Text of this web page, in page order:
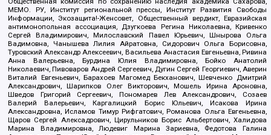
МЕМО. РУ, Институт региональной прессы, Институт Развития Свободы
Информации, Экозащита!-Женсовет, Общественный вердикт, Евразийская
антимонопольная ассоциация, Дзугкоева Регина Николаевна, Кривенко
Сергей Владимирович, Милославский Павел Юрьевич, Шнырова Ольга
Вадимовна, Чанышева Лилия Айратовна, Сидорович Ольга Борисовна,
Туровский Александр Алексеевич, Васильева Анастасия Евгеньевна, Ривина
Анна Валерьевна, Бурдина Юлия Владимировна, Бойко Анатолий
Николаевич, Пивоваров Андрей Сергеевич, Дугин Сергей Георгиевич, Аверин
Виталий Евгеньевич, Барахоев Магомед Бекханович, Шевченко Дмитрий
Александрович, Шарипков Олег Викторович, Мошель Ирина Ароновна,
Шведов Григорий Сергеевич, Пономарев Лев Александрович, Созаев
Валерий Валерьевич, Каргалицкий Борис Юльевич, Исакова Ирина
Александровна, Исламов Тимур Рифгатович, Романова Ольга Евгеньевна,
Щаров Сергей Алексадрович, Цирульников Борис Альбертович, Халидова
Марина Владимировна, Людевиг Марина Зариевна, Федотова Галина